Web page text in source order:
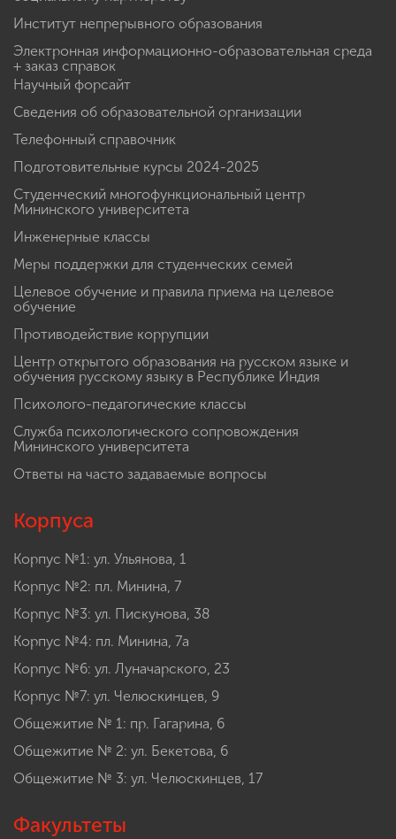
Институт непрерывного образования
Электронная информационно-образовательная среда
+ заказ справок
Научный форсайт
Сведения об образовательной организации
Телефонный справочник
Подготовительные курсы 2024-2025
Студенческий многофункциональный центр
Мининского университета
Инженерные классы
Меры поддержки для студенческих семей
Целевое обучение и правила приема на целевое
обучение
Противодействие коррупции
Центр открытого образования на русском языке и
обучения русскому языку в Республике Индия
Психолого-педагогические классы
Служба психологического сопровождения
Мининского университета
Ответы на часто задаваемые вопросы
Корпуса
Корпус №1: ул. Ульянова, 1
Корпус №2: пл. Минина, 7
Корпус №3: ул. Пискунова, 38
Корпус №4: пл. Минина, 7а
Корпус №6: ул. Луначарского, 23
Корпус №7: ул. Челюскинцев, 9
Общежитие № 1: пр. Гагарина, 6
Общежитие № 2: ул. Бекетова, 6
Общежитие № 3: ул. Челюскинцев, 17
Факультеты